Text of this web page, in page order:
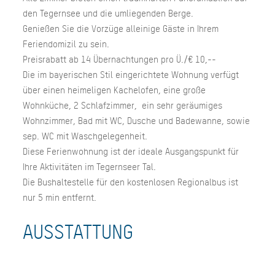
den Tegernsee und die umliegenden Berge.
Genießen Sie die Vorzüge alleinige Gäste in Ihrem
Feriendomizil zu sein.
Preisrabatt ab 14 Übernachtungen pro Ü./€ 10,--
Die im bayerischen Stil eingerichtete Wohnung verfügt
über einen heimeligen Kachelofen, eine große
Wohnküche, 2 Schlafzimmer, ein sehr geräumiges
Wohnzimmer, Bad mit WC, Dusche und Badewanne, sowie
sep. WC mit Waschgelegenheit.
Diese Ferienwohnung ist der ideale Ausgangspunkt für
Ihre Aktivitäten im Tegernseer Tal.
Die Bushaltestelle für den kostenlosen Regionalbus ist
nur 5 min entfernt.
AUSSTATTUNG